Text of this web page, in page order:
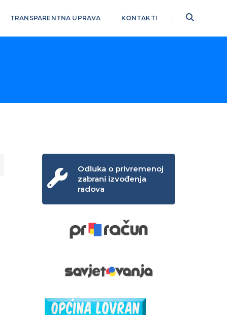
TRANSPARENTNA UPRAVA KONTAKTI
Odluka o privremenoj
zabrani izvođenja
radova